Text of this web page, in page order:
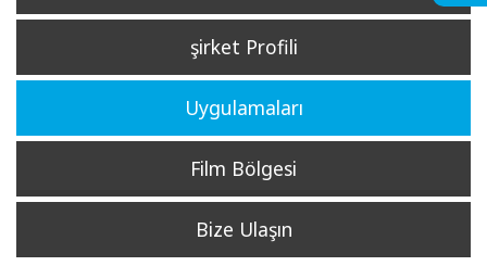
şirket Profili
Uygulamaları
Film Bölgesi
Bize Ulaşın